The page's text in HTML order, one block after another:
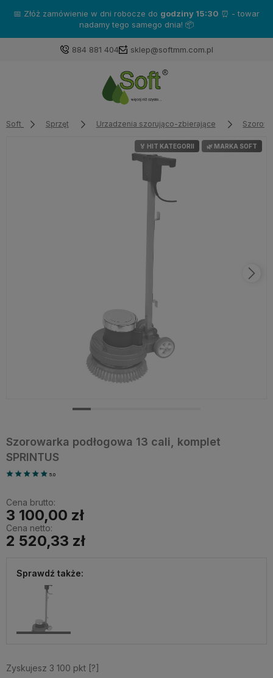
📅 Złóż zamówienie w dni robocze do godziny 15:30 ⏰ - towar
nadamy tego samego dnia! 📦
884 881 404 sklep@softmm.com.pl
Soft Sprzęt Urzadzenia szorująco-zbierające
🏅 HIT KATEGORII 🌿 MARKA SOFT
Szorowarka podłogowa 13 cali, komplet
SPRINTUS
5.0
Cena brutto:
3 100,00 zł
Cena netto:
2 520,33 zł
Sprawdź także:
Zyskujesz 3 100 pkt [?]